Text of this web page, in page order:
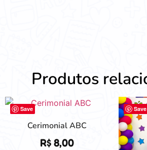
Produtos
Save
Cerimonial ABC
R$8,00
Save